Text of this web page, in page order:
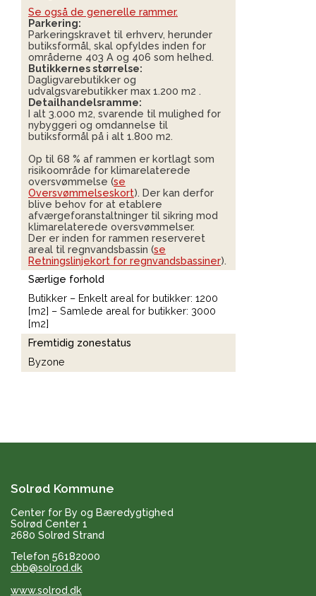
Se også de generelle rammer.
Parkering:
Parkeringskravet til erhverv, herunder
butiksformål, skal opfyldes inden for
områderne 403 A og 406 som helhed.
Butikkernes størrelse:
Dagligvarebutikker og
udvalgsvarebutikker max 1.200 m2 .
Detailhandelsramme:
I alt 3.000 m2, svarende til mulighed for
nybyggeri og omdannelse til
butiksformål på i alt 1.800 m2.
Op til 68 % af rammen er kortlagt som
risikoområde for klimarelaterede
oversvømmelse (se
Oversvømmelseskort). Der kan derfor
blive behov for at etablere
afværgeforanstaltninger til sikring mod
klimarelaterede oversvømmelser.
Der er inden for rammen reserveret
areal til regnvandsbassin (se
Retningslinjekort for regnvandsbassiner).
Særlige forhold
Butikker – Enkelt areal for butikker: 1200
[m2] – Samlede areal for butikker: 3000
[m2]
Fremtidig zonestatus
Byzone
Solrød Kommune
Center for By og Bæredygtighed
Solrød Center 1
2680 Solrød Strand
Telefon 56182000
cbb@solrod.dk
www.solrod.dk